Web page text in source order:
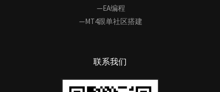
—EA编程
—MT4跟单社区搭建
联系我们